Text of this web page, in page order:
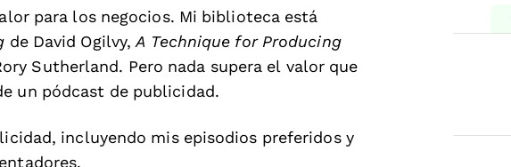
para los negocios. Mi biblioteca está
de David Ogilvy,A Technique for Producing
Sutherland. Pero nada supera el valor que
un pódcast de publicidad.
incluyendo mis episodios preferidos y